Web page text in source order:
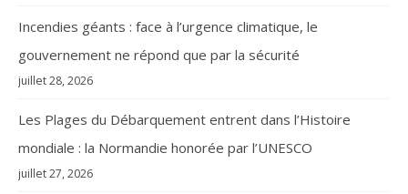
Incendies géants : face à l’urgence climatique, le
gouvernement ne répond que par la sécurité
juillet 28, 2026
Les Plages du Débarquement entrent dans l’Histoire
mondiale : la Normandie honorée par l’UNESCO
juillet 27, 2026